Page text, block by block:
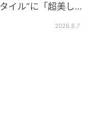
イル”に「超美し
2026.8.7